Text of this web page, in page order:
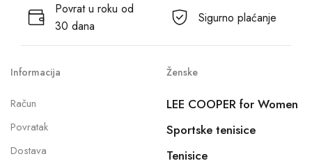
Povrat u roku od
30 dana
Sigurno plaćanje
Informacija
Račun
Povratak
Dostava
Ženske
LEE COOPER for Women
Sportske tenisice
Tenisice